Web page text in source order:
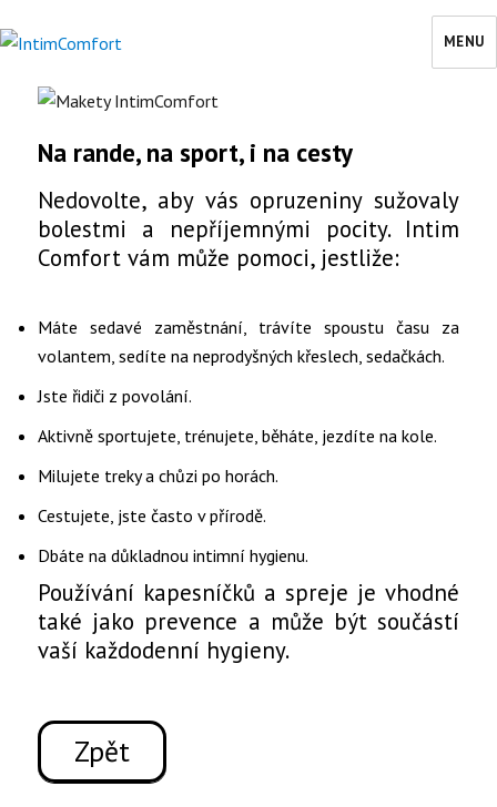
MENU
Na rande, na sport, i na cesty
Nedovolte, aby vás opruzeniny sužovaly
bolestmi a nepříjemnými pocity. Intim
Comfort vám může pomoci, jestliže:
Máte sedavé zaměstnání, trávíte spoustu času za
volantem, sedíte na neprodyšných křeslech, sedačkách.
Jste řidiči z povolání.
Aktivně sportujete, trénujete, běháte, jezdíte na kole.
Milujete treky a chůzi po horách.
Cestujete, jste často v přírodě.
Dbáte na důkladnou intimní hygienu.
Používání kapesníčků a spreje je vhodné
také jako prevence a může být součástí
vaší každodenní hygieny.
Zpět